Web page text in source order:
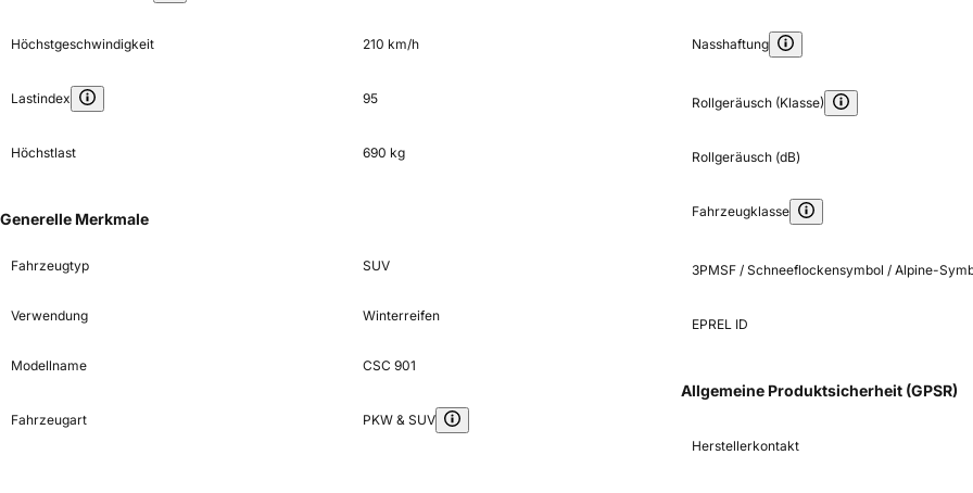
Höchstgeschwindigkeit 210 km/h
Lastindex 95
Höchstlast 690 kg
Generelle Merkmale
Fahrzeugtyp SUV
Verwendung Winterreifen
Modellname CSC 901
Fahrzeugart PKW & SUV
Nasshaftung
Rollgeräusch (Klasse)
Rollgeräusch (dB)
Fahrzeugklasse
3PMSF / Schneeflockensymbol / Alpine-
EPREL ID
Allgemeine Produktsicherheit (GPSR)
Herstellerkontakt